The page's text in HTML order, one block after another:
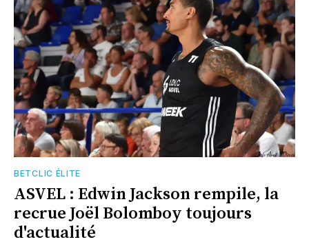
BETCLIC ÉLITE
ASVEL : Edwin Jackson rempile, la
recrue Joël Bolomboy toujours
d'actualité